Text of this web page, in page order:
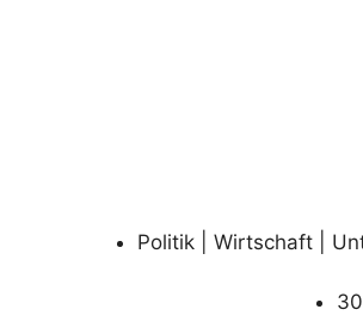
Politik | Wirtschaft |